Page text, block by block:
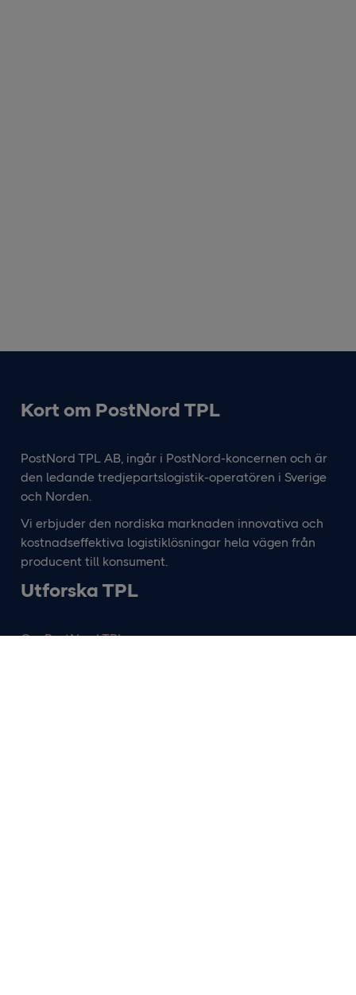
Kort om PostNord TPL
PostNord TPL AB, ingår i PostNord-koncernen och är
den ledande tredjepartslogistik-operatören i Sverige
och Norden.
Vi erbjuder den nordiska marknaden innovativa och
kostnadseffektiva logistiklösningar hela vägen från
producent till konsument.
Utforska TPL
Om PostNord TPL